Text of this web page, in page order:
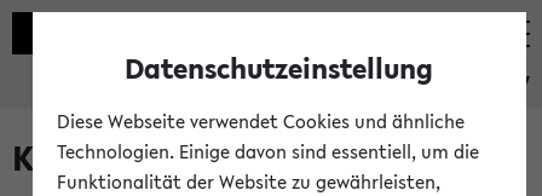
eKVV
Kombisuche im eKVV
Datenschutzeinstellung
Diese Webseite verwendet Cookies und ähnliche
Technologien. Einige davon sind essentiell, um die
Funktionalität der Website zu gewährleisten,